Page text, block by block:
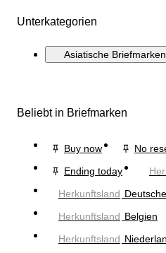
Unterkategorien
Asiatische Briefmarken
Beliebt in Briefmarken
Buy now
No
Ending today
Herkunftsland
Herkunftsland Belgien
Herkunftsland